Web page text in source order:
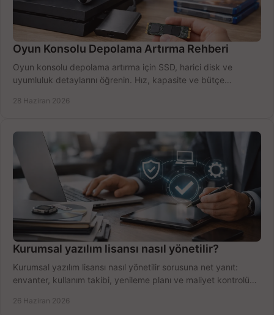
Oyun Konsolu Depolama Artırma Rehberi
Oyun konsolu depolama artırma için SSD, harici disk ve
uyumluluk detaylarını öğrenin. Hız, kapasite ve bütçe
28 Haziran 2026
Kurumsal yazılım lisansı nasıl yönetilir?
Kurumsal yazılım lisansı nasıl yönetilir sorusuna net yanıt:
envanter, kullanım takibi, yenileme planı ve maliyet kontrolü
26 Haziran 2026